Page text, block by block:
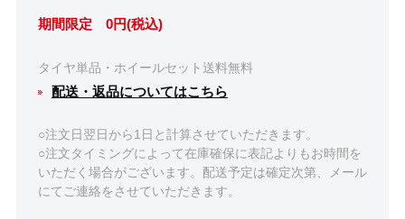
期間限定 0円(税込)
タイヤ単品・ホイールセット送料無料
配送・返品についてはこちら
○注文日翌日から1日と計算させていただきます。
○注文タイミングによって在庫確保に表記よりもお時間を
いただく場合がございます。配送予定は確定次第、メール
にてご連絡をさせていただきます。